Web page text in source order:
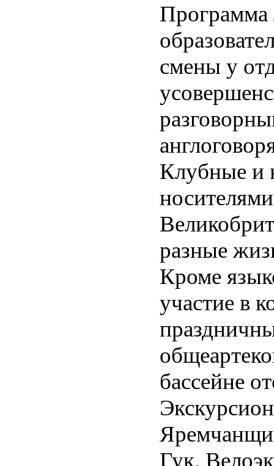
Программа
смены у
Клубные и
разные
Кроме
участие в
бассейне
Гук,